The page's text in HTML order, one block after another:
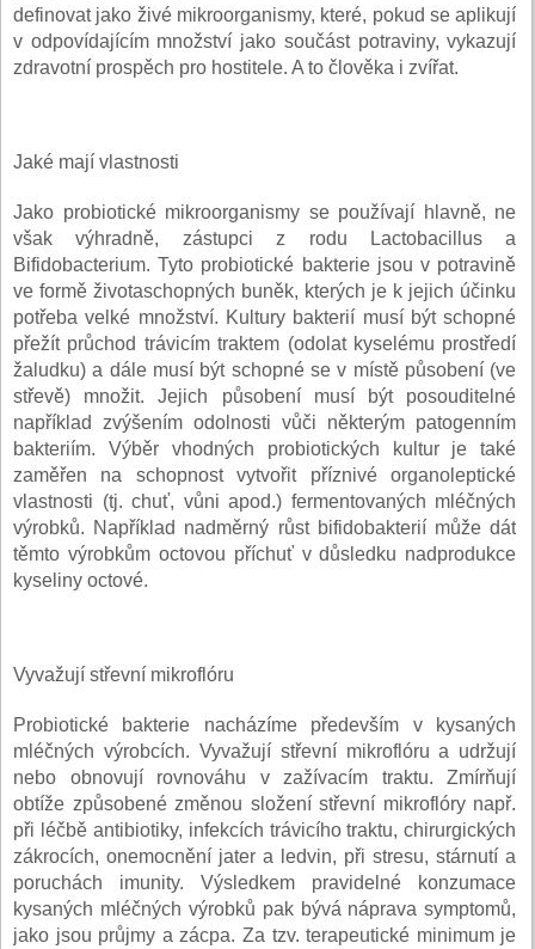
definovat jako živé mikroorganismy, které, pokud se aplikují
v odpovídajícím množství jako součást potraviny, vykazují
zdravotní prospěch pro hostitele. A to člověka i zvířat.
Jaké mají vlastnosti
Jako probiotické mikroorganismy se používají hlavně, ne
však výhradně, zástupci z rodu Lactobacillus a
Bifidobacterium. Tyto probiotické bakterie jsou v potravině
ve formě životaschopných buněk, kterých je k jejich účinku
potřeba velké množství. Kultury bakterií musí být schopné
přežít průchod trávicím traktem (odolat kyselému prostředí
žaludku) a dále musí být schopné se v místě působení (ve
střevě) množit. Jejich působení musí být posouditelné
například zvýšením odolnosti vůči některým patogenním
bakteriím. Výběr vhodných probiotických kultur je také
zaměřen na schopnost vytvořit příznivé organoleptické
vlastnosti (tj. chuť, vůni apod.) fermentovaných mléčných
výrobků. Například nadměrný růst bifidobakterií může dát
těmto výrobkům octovou příchuť v důsledku nadprodukce
kyseliny octové.
Vyvažují střevní mikroflóru
Probiotické bakterie nacházíme především v kysaných
mléčných výrobcích. Vyvažují střevní mikroflóru a udržují
nebo obnovují rovnováhu v zažívacím traktu. Zmírňují
obtíže způsobené změnou složení střevní mikroflóry např.
při léčbě antibiotiky, infekcích trávicího traktu, chirurgických
zákrocích, onemocnění jater a ledvin, při stresu, stárnutí a
poruchách imunity. Výsledkem pravidelné konzumace
kysaných mléčných výrobků pak bývá náprava symptomů,
jako jsou průjmy a zácpa. Za tzv. terapeutické minimum je